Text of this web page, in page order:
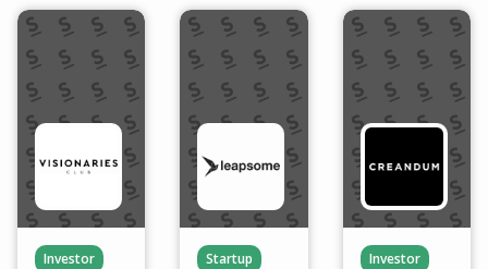
Investor
Startup
Investor